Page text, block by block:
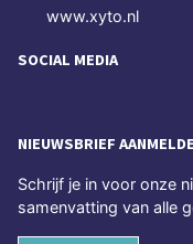
www.xyto.nl
SOCIAL MEDIA
NIEUWSBRIEF
Schrijf je in voor onze
samenvatting van alle